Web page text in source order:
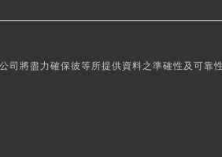
司將盡力確保彼等所提供資料之準確性及可